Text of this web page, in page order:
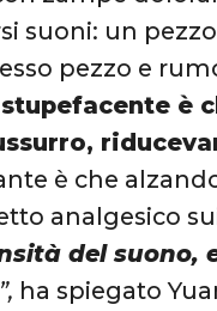
suoni: un
pezzo e
stupefacente è
è che
analgesico
del
”, ha spiegato